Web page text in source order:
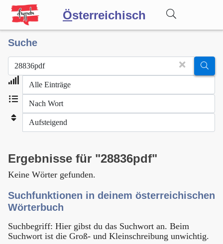
Österreichisch
Wörterbuch
Forum
Blog
Suche
Ergebnisse für "28836pdf"
Keine Wörter gefunden.
Suchfunktionen in deinem österreichischen
Wörterbuch
Suchbegriff: Hier gibst du das Suchwort an. Beim
Suchwort ist die Groß- und Kleinschreibung unwichtig.